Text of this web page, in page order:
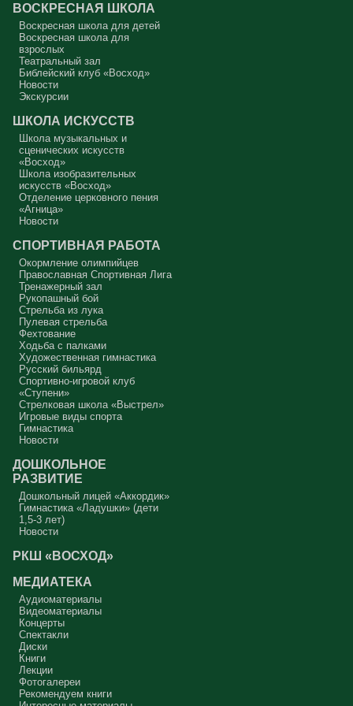
Сегодняшняя притча очень трудная. В ней хочется увидеть кого-то
другого, но не себя.
Вот с этим предлагается войти в сплошную неделю. Ещё раз:
сплошная неделя прошла, потом две мясопустные, третья –
Масленица, прощённое воскресенье. С чем я приду?
В нас должно быть внимание к тому, что время воздержания – это
дни для приготовления не только к Пасхе, а к Небесному Царству!
Это цель жизни. Я об этом забыл, я туда хочу, но я забыл. И я
сначала увидеть в себе этого урода, а потом начать с ним борьбу.
Аминь.
Протоиерей Андрей Алексеев
ВОСКРЕСНАЯ ШКОЛА
Воскресная школа для детей
Воскресная школа для
взрослых
Театральный зал
Библейский клуб «Восход»
Новости
Экскурсии
ШКОЛА ИСКУССТВ
Школа музыкальных и
сценических искусств
«Восход»
Школа изобразительных
искусств «Восход»
Отделение церковного пения
«Агница»
Новости
СПОРТИВНАЯ РАБОТА
Окормление олимпийцев
Православная Спортивная Лига
Тренажерный зал
Рукопашный бой
Стрельба из лука
Пулевая стрельба
Фехтование
Ходьба с палками
Художественная гимнастика
Русский бильярд
Спортивно-игровой клуб
«Ступени»
Стрелковая школа «Выстрел»
Игровые виды спорта
Гимнастика
Новости
ДОШКОЛЬНОЕ
РАЗВИТИЕ
Дошкольный лицей «Аккордик»
Гимнастика «Ладушки» (дети
1,5-3 лет)
Новости
РКШ «ВОСХОД»
МЕДИАТЕКА
Аудиоматериалы
Видеоматериалы
Концерты
Спектакли
Диски
Книги
Лекции
Фотогалереи
Рекомендуем книги